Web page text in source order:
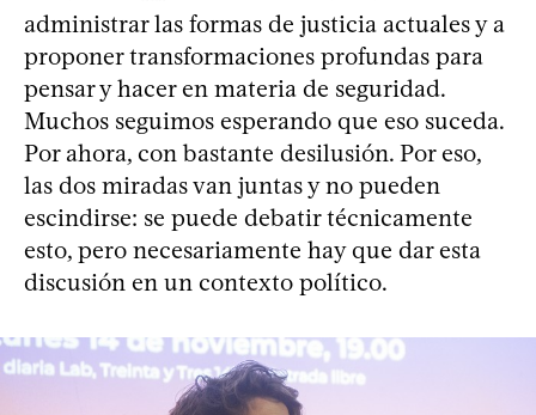
administrar las formas de justicia actuales y a
proponer transformaciones profundas para
pensar y hacer en materia de seguridad.
Muchos seguimos esperando que eso suceda.
Por ahora, con bastante desilusión. Por eso,
las dos miradas van juntas y no pueden
escindirse: se puede debatir técnicamente
esto, pero necesariamente hay que dar esta
discusión en un contexto político.